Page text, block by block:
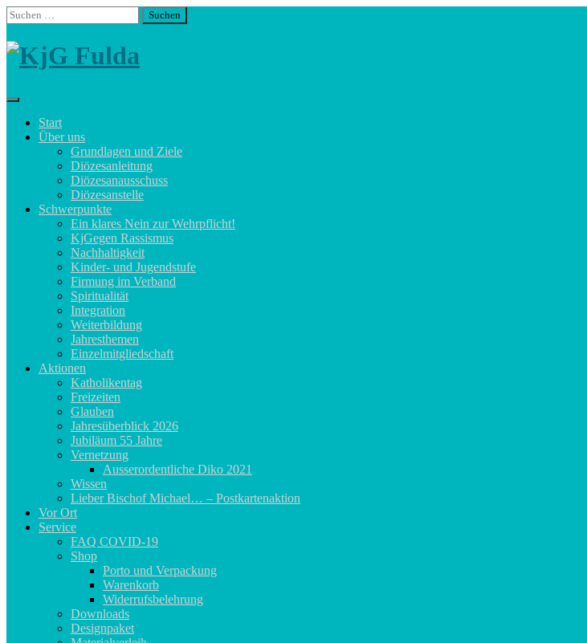
Skip
to
content
Suchen
nach:
Start
Über uns
Grundlagen und Ziele
Diözesanleitung
Diözesanausschuss
Diözesanstelle
Schwerpunkte
Ein klares Nein zur Wehrpflicht!
KjGegen Rassismus
Nachhaltigkeit
Kinder- und Jugendstufe
Firmung im Verband
Spiritualität
Integration
Weiterbildung
Jahresthemen
Einzelmitgliedschaft
Aktionen
Katholikentag
Freizeiten
Glauben
Jahresüberblick 2026
Jubiläum 55 Jahre
Vernetzung
Ausserordentliche Diko 2021
Wissen
Lieber Bischof Michael… – Postkartenaktion
Vor Ort
Service
FAQ COVID-19
Shop
Porto und Verpackung
Warenkorb
Widerrufsbelehrung
Downloads
Designpaket